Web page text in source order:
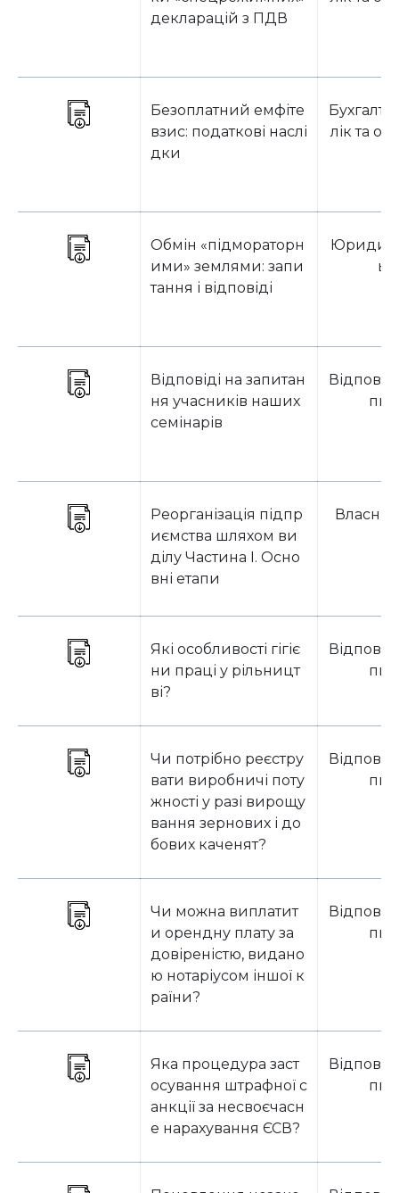
декларацій з ПДВ
Безоплатний емфіте
взис: податкові наслі
дки
лік та
Обмін «підмораторн
ими» землями: запи
тання і відповіді
Відповіді на запитан
ня учасників наших
семінарів
Реорганізація підпр
иємства шляхом ви
ділу Частина I. Осно
вні етапи
Які особливості гігіє
ни праці у рільницт
ві?
Чи потрібно реєстру
вати виробничі поту
жності у разі вирощу
вання зернових і до
бових каченят?
Чи можна виплатит
и орендну плату за
довіреністю, видано
ю нотаріусом іншої к
раїни?
Яка процедура заст
осування штрафної с
анкції за несвоєчасн
е нарахування ЄСВ?